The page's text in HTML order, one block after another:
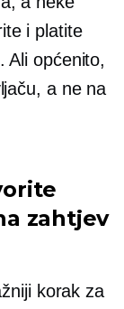
i platite
Ali općenito,
a ne na
zahtjev
korak za